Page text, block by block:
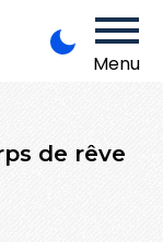
Menu
de rêve